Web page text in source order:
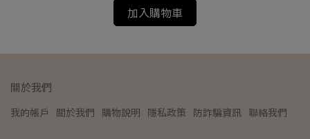
加入購物車
關於我們
我的帳戶 關於我們 購物說明 隱私政策 防詐騙資訊 聯絡我們